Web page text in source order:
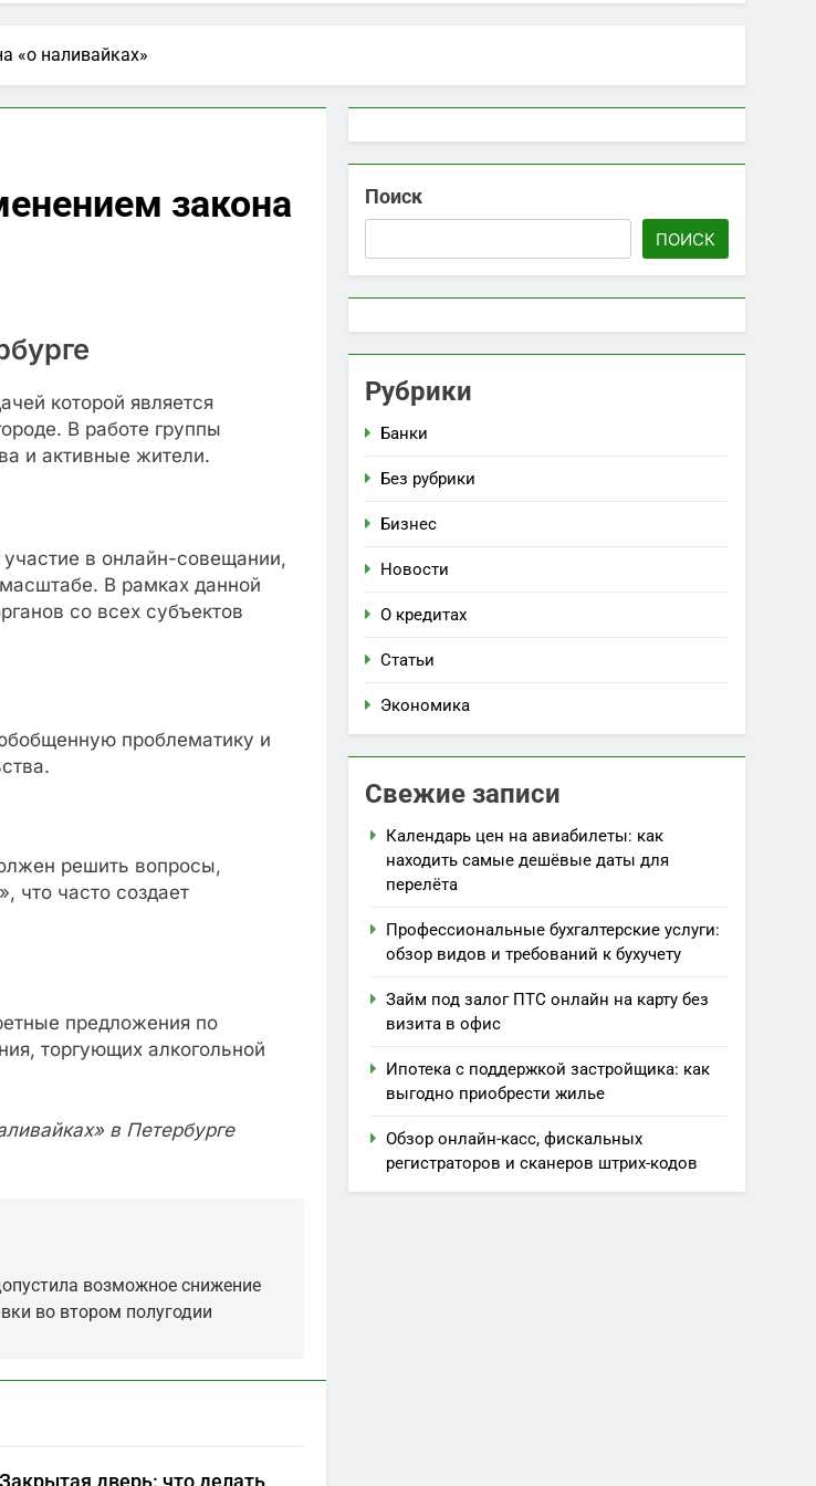
актуальные новости и важная информация
предложения и тенденции
Искусство ювелирных украшений: красота и значение
«о наливайках»
закона
которой является
В работе группы
и активные жители.
в онлайн-совещании,
В рамках данной
со всех субъектов
проблематику и
решить вопросы,
что часто создает
предложения по
торгующих алкогольной
в Петербурге
возможное снижение
во втором полугодии
Закрытая дверь: что делать,
Поиск
ПОИСК
Рубрики
Банки
Без рубрики
Бизнес
Новости
О кредитах
Статьи
Экономика
Свежие записи
Календарь цен на авиабилеты: как
находить самые дешёвые даты для
перелёта
Профессиональные бухгалтерские услуги:
обзор видов и требований к бухучету
Займ под залог ПТС онлайн на карту без
визита в офис
Ипотека с поддержкой застройщика: как
выгодно приобрести жилье
Обзор онлайн-касс, фискальных
регистраторов и сканеров штрих-кодов